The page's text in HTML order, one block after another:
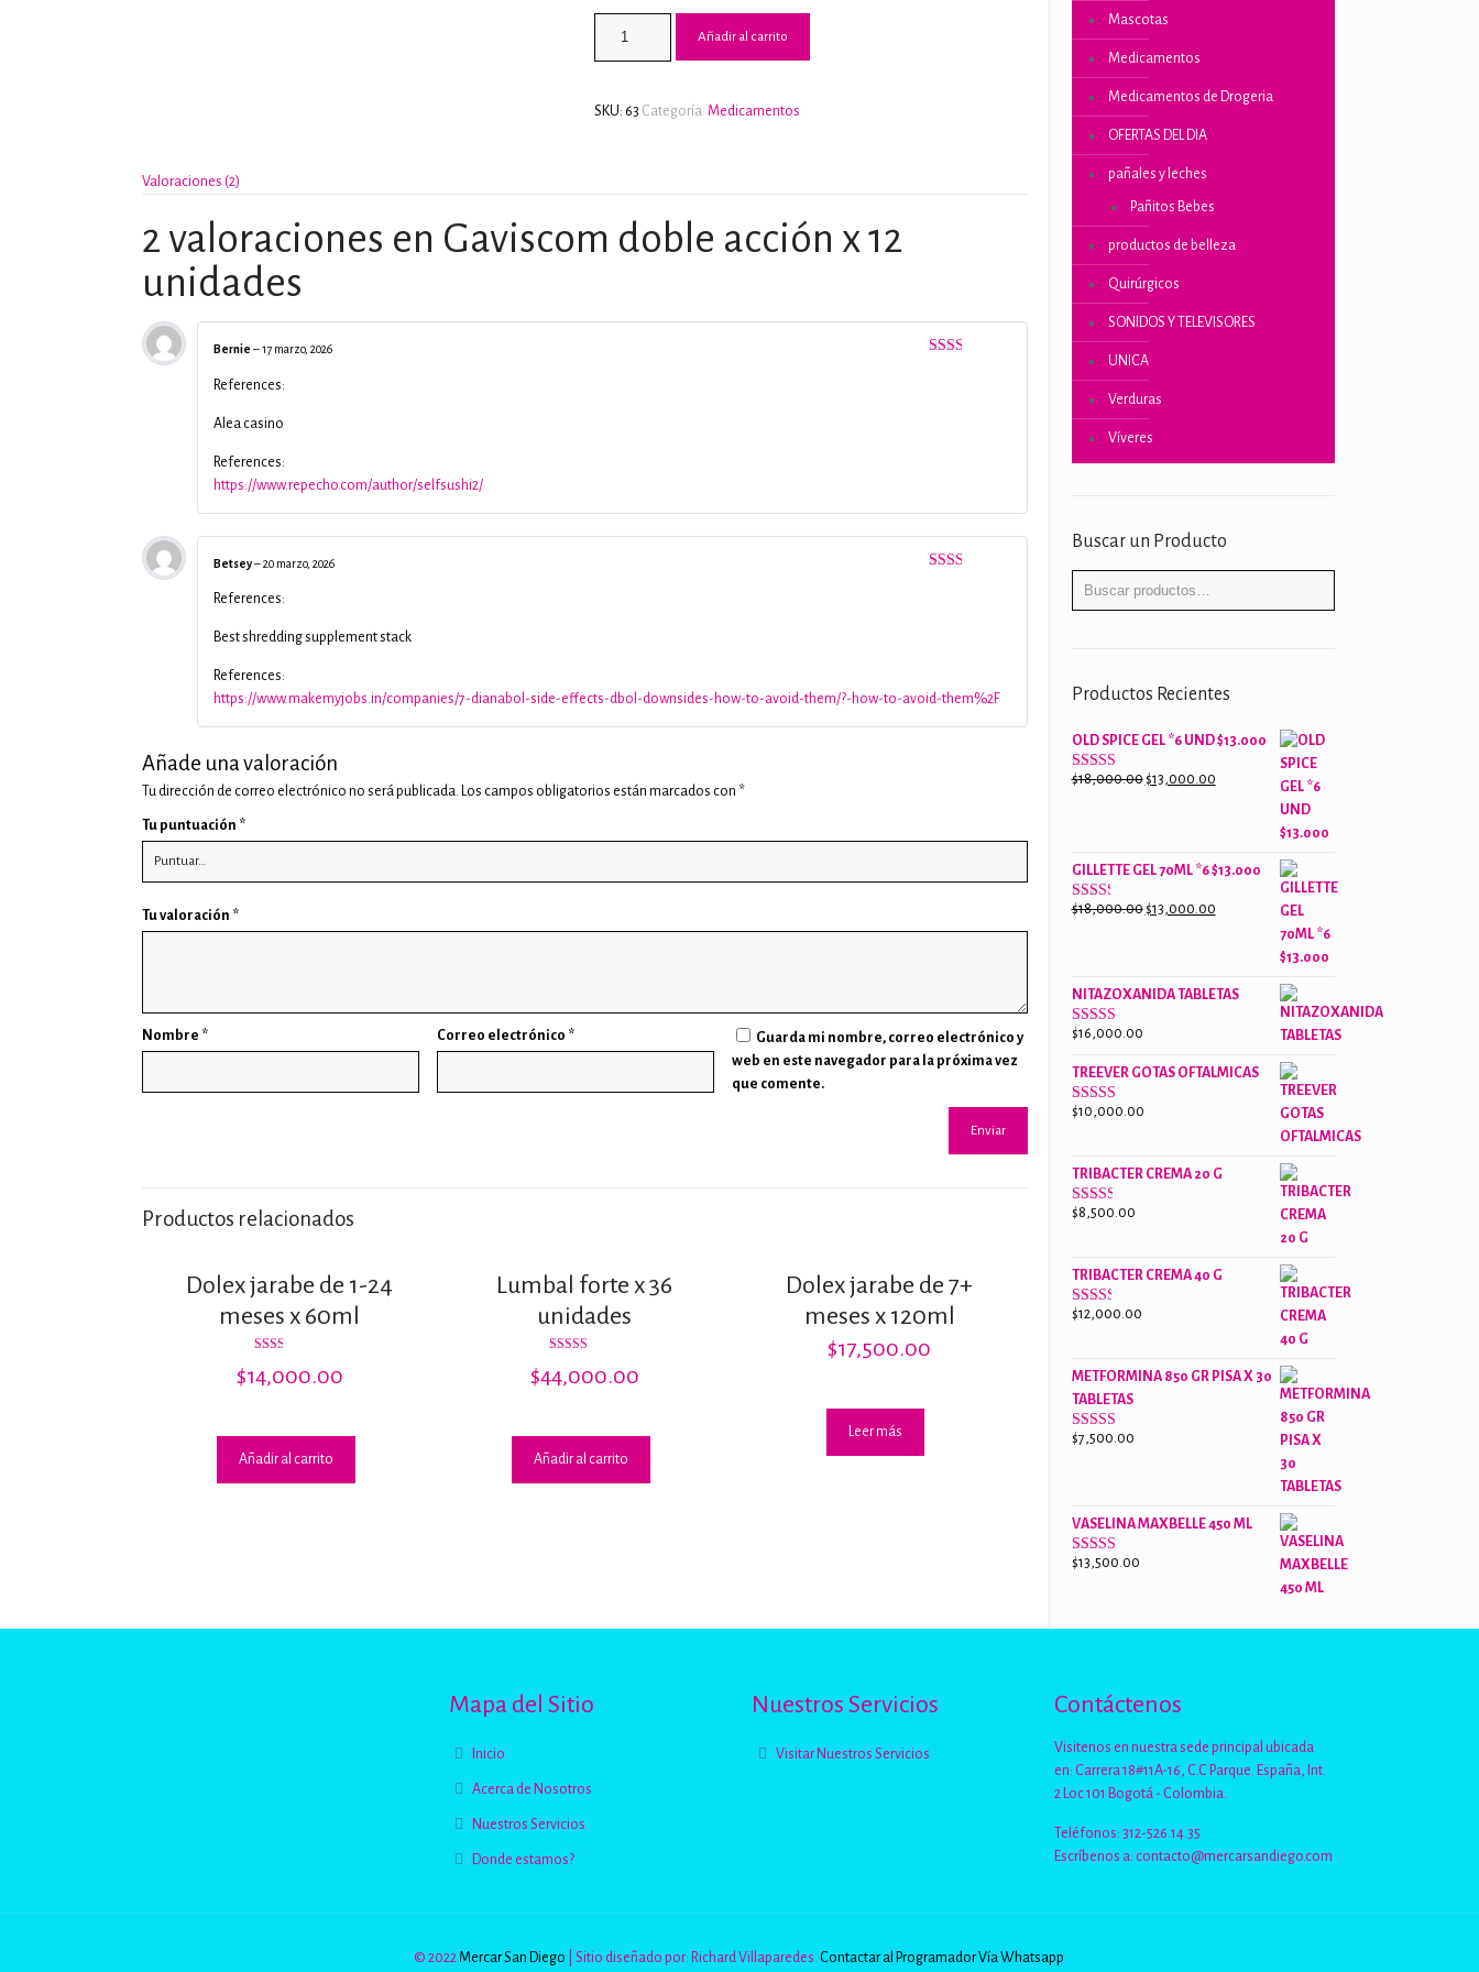
Añadir al carrito
SKU: 63 Categoría: Medicamentos
Valoraciones (2)
2 valoraciones en Gaviscom doble acción x 12
unidades
Bernie– 17 marzo, 2026
References:
Alea casino
References:
https://www.repecho.com/author/selfsushi2/
Betsey– 20 marzo, 2026
References:
Best shredding supplement stack
References:
https://www.makemyjobs.in/companies/7-dianabol-side-effects-dbol-downsides-how-to-avoid-them/?-how-to-avoid-them%2F
Añade una valoración
Tu dirección de correo electrónico no será publicada. Los campos obligatorios están marcados con *
Tu puntuación *
Tu valoración *
Nombre * Correo electrónico *
Guarda mi nombre, correo electrónico y
web en este navegador para la próxima vez
que comente.
Productos relacionados
Dolex jarabe de 1-24
meses x 60ml
con
2.00
$14,000.00
Añadir al carrito
Lumbal forte x 36
unidades
con
2.60
$44,000.00
Añadir al carrito
Dolex jarabe de 7+
meses x 120ml
$17,500.00
Leer más
Mascotas
Medicamentos
Medicamentos de Drogeria
OFERTAS DEL DIA
pañales y leches
Pañitos Bebes
productos de belleza
Quirúrgicos
SONIDOS Y TELEVISORES
UNICA
Verduras
Víveres
Buscar un Producto
Productos Recientes
OLD SPICE GEL *6 UND $13.000
Valorado
$18,000.00 El
$18,000.00.
$13,000.00El
$13,000.00.
GILLETTE GEL 70ML *6 $13.000
Valorado
$18,000.00 El
$18,000.00.
$13,000.00El
$13,000.00.
NITAZOXANIDA TABLETAS
Valorado
2.61
de 5
$16,000.00
TREEVER GOTAS OFTALMICAS
Valorado
$10,000.00
TRIBACTER CREMA 20 G
Valorado
$8,500.00
TRIBACTER CREMA 40 G
Valorado
$12,000.00
METFORMINA 850 GR PISA X 30
TABLETAS
Valorado
$7,500.00
VASELINA MAXBELLE 450 ML
Valorado
$13,500.00
Mapa del Sitio
Inicio
Acerca de Nosotros
Nuestros Servicios
Donde estamos?
Nuestros Servicios
Visitar Nuestros Servicios
Contáctenos
Visitenos en nuestra sede principal ubicada
en: Carrera 18#11A-16, C.C Parque. España, Int.
2 Loc 101 Bogotá - Colombia.
Teléfonos: 312-526.14.35
Escríbenos a: contacto@mercarsandiego.com
© 2022Mercar San Diego | Sitio diseñado por: Richard Villaparedes. Contactar al Programador Vía Whatsapp